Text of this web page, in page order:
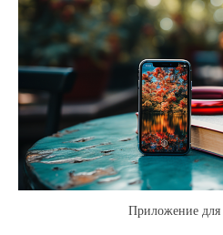
Приложение для